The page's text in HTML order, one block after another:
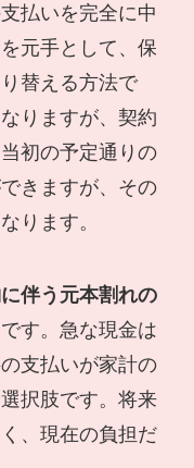
払いを完全に中
元手として、保
替える方法で
りますが、契約
初の予定通りの
きますが、その
ります。
伴う元本割れの
す。急な現金は
支払いが家計の
択肢です。将来
、現在の負担だ